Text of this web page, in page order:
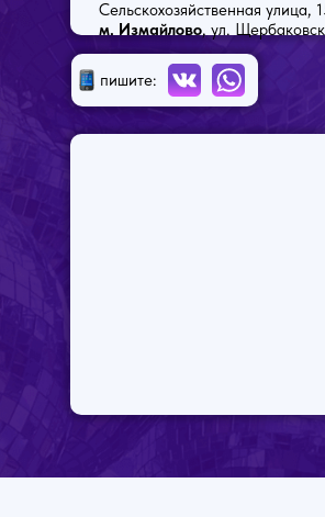
Сельскохозяйственная улица,
м. Измайлово, ул.
пишите: